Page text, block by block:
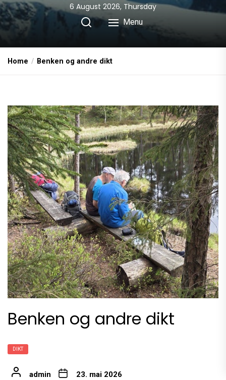
6 August 2026, Thursday
Menu
Home Benken og andre dikt
Benken og andre dikt
DIKT
admin 23. mai 2026